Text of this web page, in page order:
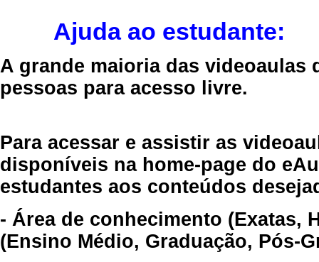
Ajuda ao estudante:
A grande maioria das videoaulas
pessoas para acesso livre.
Para acessar e assistir as
disponíveis na home-page do
estudantes aos conteúdos
- Área de conhecimento (Exatas,
(Ensino Médio, Graduação, Pós-